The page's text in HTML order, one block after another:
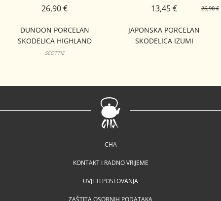
DUNOON PORCELAN
SKODELICA HIGHLAND
ANIMALS NEVIS
SCOTTIE
26,90 €
JAPONSKA PORCELAN
SKODELICA IZUMI
26,90 €
13,45 €
CHA
KONTAKT I RADNO VRIJEME
UVJETI POSLOVANJA
ZAŠTITA OSOBNIH PODATAKA